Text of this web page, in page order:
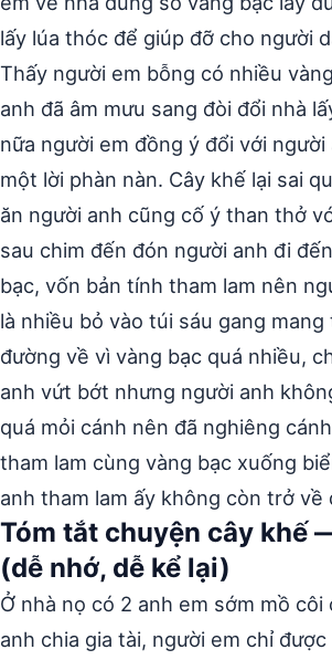
lấy lúa thóc để giúp đỡ cho người
Thấy người em bỗng có nhiều
anh đã âm mưu sang đòi đổi nhà
nữa người em đồng ý đổi với người
một lời phàn nàn. Cây khế lại sai
ăn người anh cũng cố ý than thở
sau chim đến đón người anh đi
bạc, vốn bản tính tham lam nên
là nhiều bỏ vào túi sáu gang mang
đường về vì vàng bạc quá nhiều,
anh vứt bớt nhưng người anh
quá mỏi cánh nên đã nghiêng
tham lam cùng vàng bạc xuống
anh tham lam ấy không còn trở về
Tóm tắt chuyện cây khế
(dễ nhớ, dễ kể lại)
Ở nhà nọ có 2 anh em sớm mồ côi
anh chia gia tài, người em chỉ